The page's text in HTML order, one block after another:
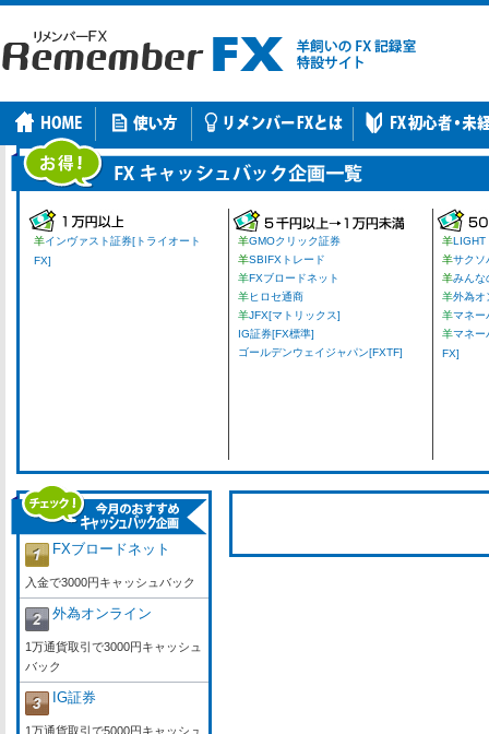
羊インヴァスト証券[トライオート
FX]
羊GMOクリック証券
羊SBIFXトレード
羊FXブロードネット
羊ヒロセ通商
羊JFX[マトリックス]
IG証券[FX標準]
ゴールデンウェイジャパン[FXTF]
羊LIGHT
羊サクソ
羊みんな
羊外為オ
羊マネー
羊マネー
FX]
FXブロードネット
入金で3000円キャッシュバック
外為オンライン
1万通貨取引で3000円キャッシュ
バック
IG証券
1万通貨取引で5000円キャッシュ